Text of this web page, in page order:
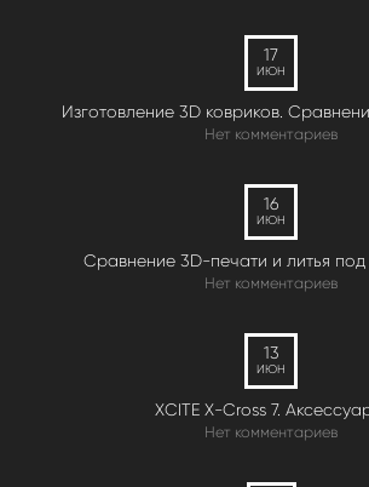
17
ИЮН
Изготовление 3D ковриков.
Нет комментариев
16
ИЮН
Сравнение 3D-печати и литья
Нет комментариев
13
ИЮН
XCITE X-Cross 7.
Нет комментариев